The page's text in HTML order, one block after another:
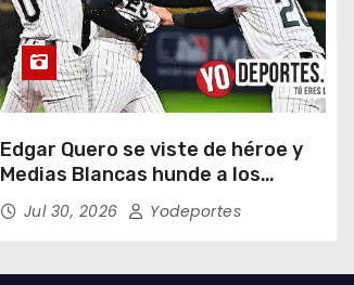
Edgar Quero se viste de héroe y
Medias Blancas hunde a los
Yankees de Nueva York en doce
entradas
Jul 30, 2026 Yodeportes